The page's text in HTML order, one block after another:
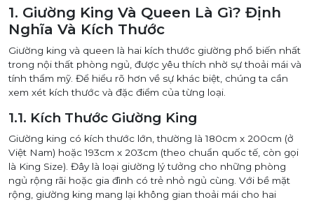
1. Giường King Và Queen Là Gì? Định
Nghĩa Và Kích Thước
Giường king và queen là hai kích thước giường phổ biến nhất
trong nội thất phòng ngủ, được yêu thích nhờ sự thoải mái và
tính thẩm mỹ. Để hiểu rõ hơn về sự khác biệt, chúng ta cần
xem xét kích thước và đặc điểm của từng loại.
1.1. Kích Thước Giường King
Giường king có kích thước lớn, thường là 180cm x 200cm (ở
Việt Nam) hoặc 193cm x 203cm (theo chuẩn quốc tế, còn gọi
là King Size). Đây là loại giường lý tưởng cho những phòng
ngủ rộng rãi hoặc gia đình có trẻ nhỏ ngủ cùng. Với bề mặt
rộng, giường king mang lại không gian thoải mái cho hai